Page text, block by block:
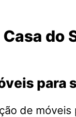
do
para
de móveis